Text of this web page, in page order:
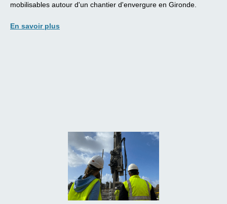
mobilisables autour d'un chantier d'envergure en Gironde.
En savoir plus